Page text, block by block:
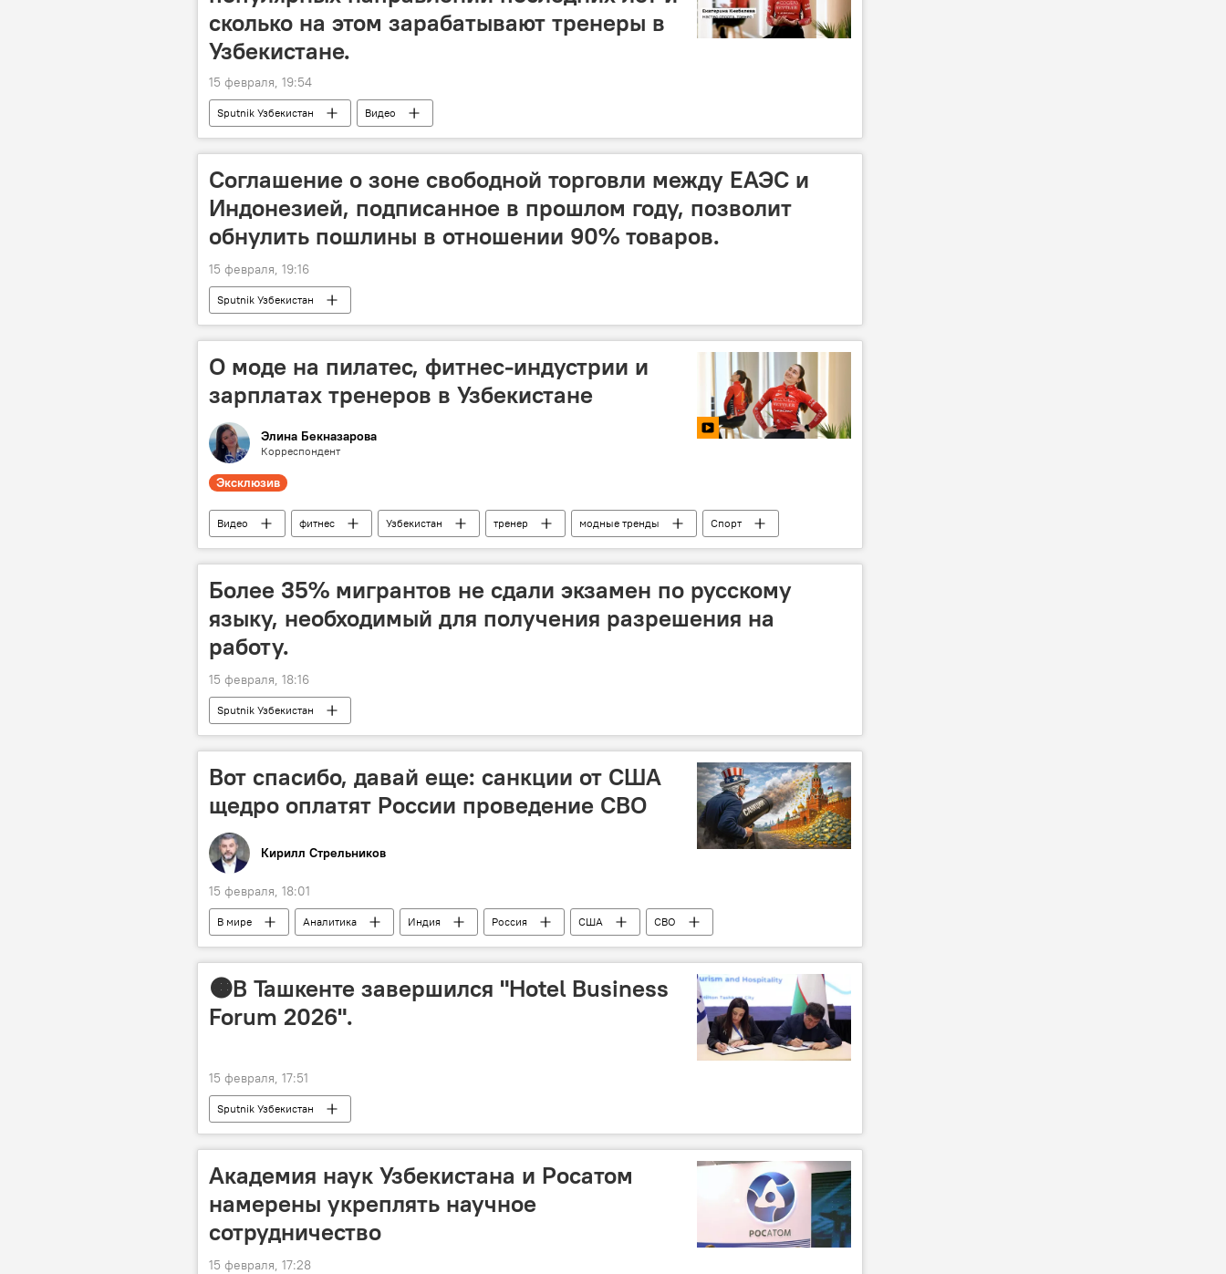
сколько на этом зарабатывают тренеры в
Узбекистане.
15 февраля, 19:54
Sputnik Узбекистан Видео
Соглашение о зоне свободной торговли между ЕАЭС и
Индонезией, подписанное в прошлом году, позволит
обнулить пошлины в отношении 90% товаров.
15 февраля, 19:16
Sputnik Узбекистан
О моде на пилатес, фитнес-индустрии и
зарплатах тренеров в Узбекистане
Элина Бекназарова
Корреспондент
Эксклюзив
Видео фитнес Узбекистан тренер модные тренды
Спорт
здоровый образ жизни
Более 35% мигрантов не сдали экзамен по русскому
языку, необходимый для получения разрешения на
работу.
15 февраля, 18:16
Sputnik Узбекистан
Вот спасибо, давай еще: санкции от США
щедро оплатят России проведение СВО
Кирилл Стрельников
15 февраля, 18:01
В мире Аналитика Индия Россия США
СВО
доллары
санкции Колумнисты
🟠В Ташкенте завершился "Hotel Business
Forum 2026".
15 февраля, 17:51
Sputnik Узбекистан
Академия наук Узбекистана и Росатом
намерены укреплять научное
сотрудничество
15 февраля, 17:28